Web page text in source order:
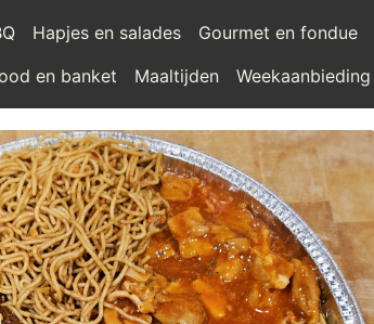
Hapjes en salades Gourmet en fondue
en banket
Maaltijden Weekaanbieding